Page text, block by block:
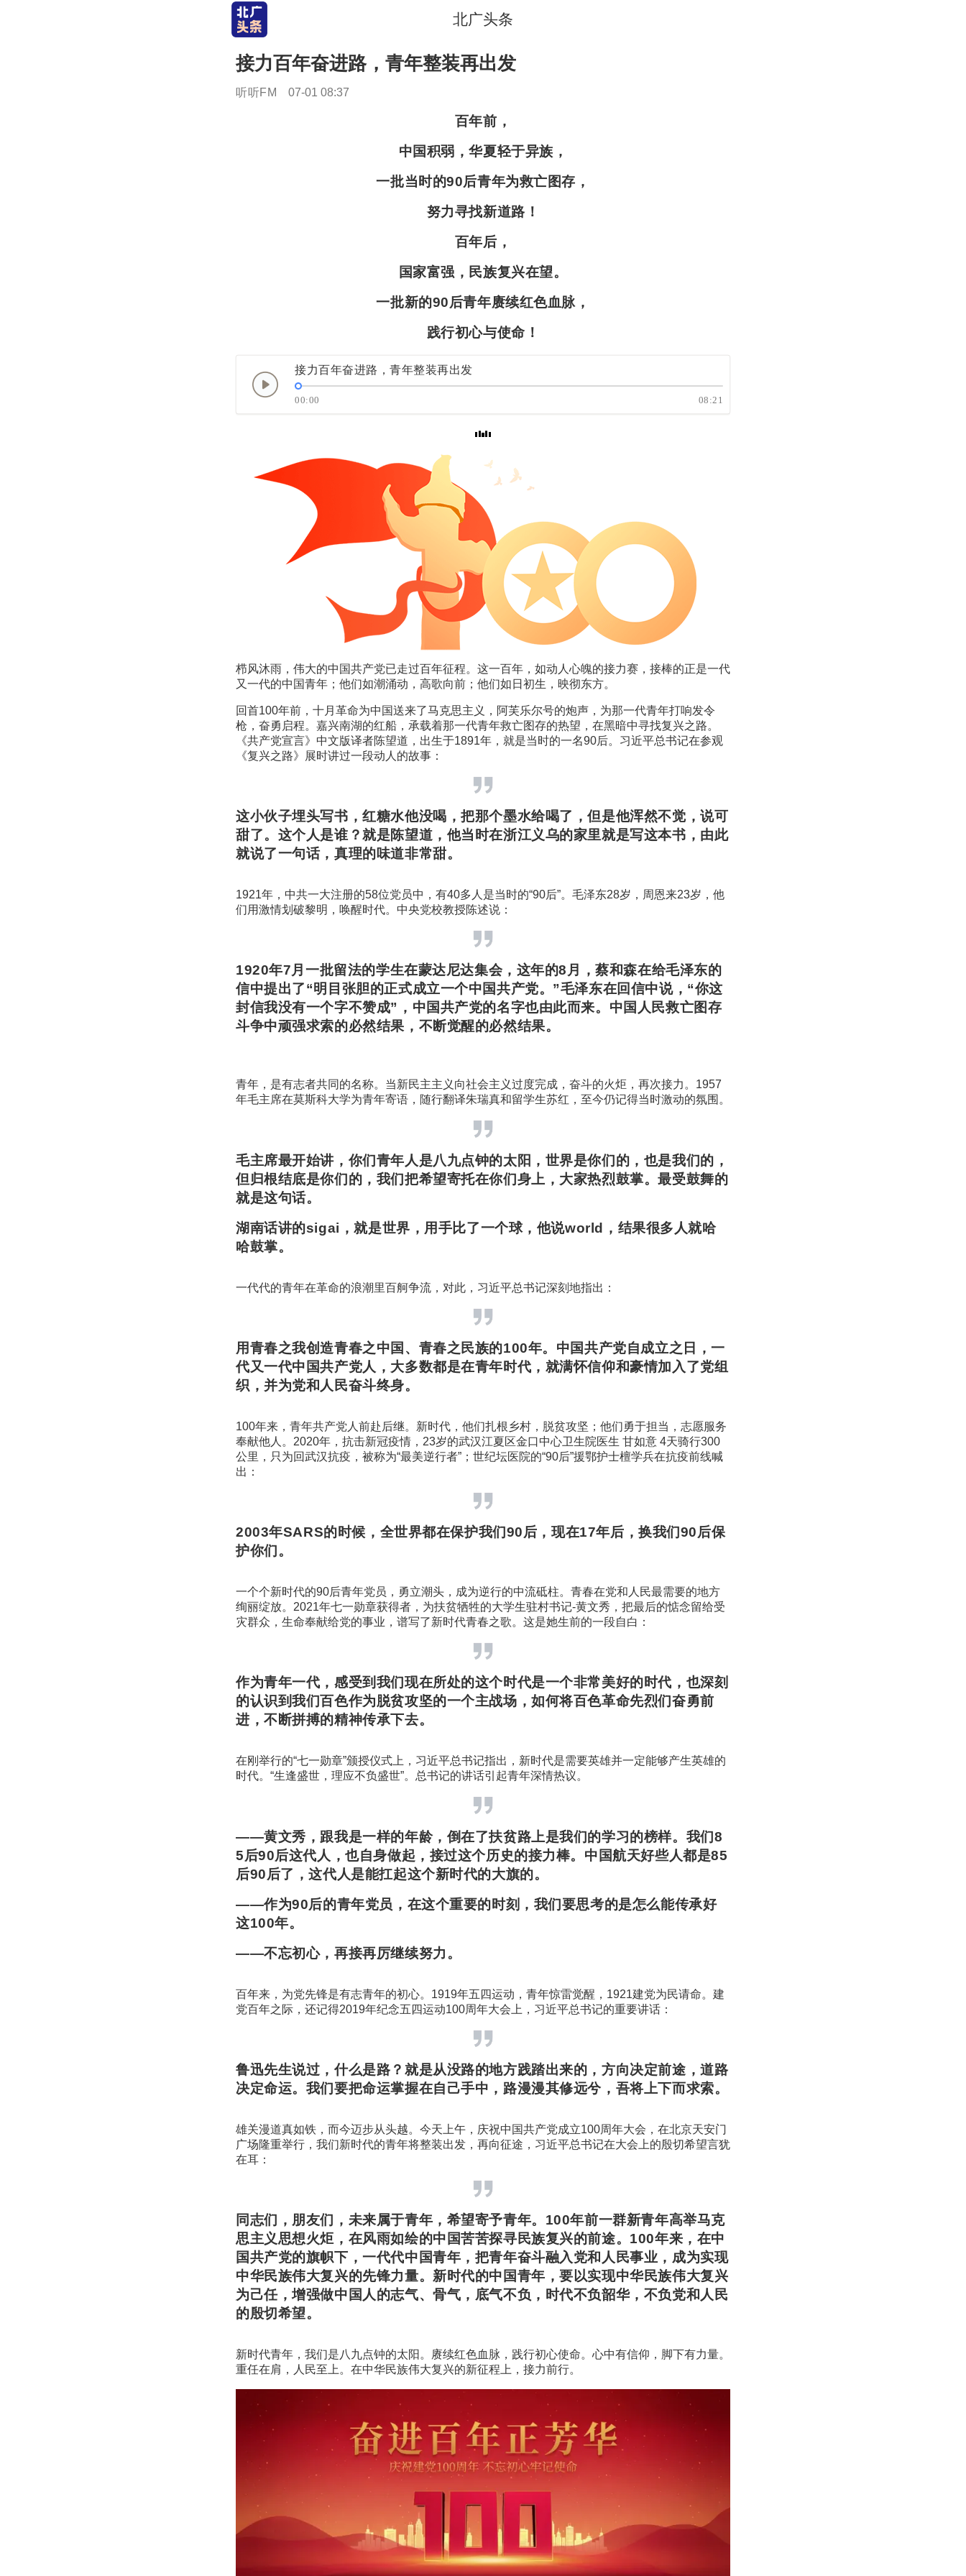
北广头条
接力百年奋进路，青年整装再出发
听听FM 07-01 08:37
百年前，
中国积弱，华夏轻于异族，
一批当时的90后青年为救亡图存，
努力寻找新道路！
百年后，
国家富强，民族复兴在望。
一批新的90后青年赓续红色血脉，
践行初心与使命！
接力百年奋进路，青年整装再出发
00:00 08:21
栉风沐雨，伟大的中国共产党已走过百年征程。这一百年，如动人心魄的接力赛，接棒的正是一代
又一代的中国青年；他们如潮涌动，高歌向前；他们如日初生，映彻东方。
回首100年前，十月革命为中国送来了马克思主义，阿芙乐尔号的炮声，为那一代青年打响发令
枪，奋勇启程。嘉兴南湖的红船，承载着那一代青年救亡图存的热望，在黑暗中寻找复兴之路。
《共产党宣言》中文版译者陈望道，出生于1891年，就是当时的一名90后。习近平总书记在参观
《复兴之路》展时讲过一段动人的故事：
这小伙子埋头写书，红糖水他没喝，把那个墨水给喝了，但是他浑然不觉，说可
甜了。这个人是谁？就是陈望道，他当时在浙江义乌的家里就是写这本书，由此
就说了一句话，真理的味道非常甜。
1921年，中共一大注册的58位党员中，有40多人是当时的“90后”。毛泽东28岁，周恩来23岁，他
们用激情划破黎明，唤醒时代。中央党校教授陈述说：
1920年7月一批留法的学生在蒙达尼达集会，这年的8月，蔡和森在给毛泽东的
信中提出了“明目张胆的正式成立一个中国共产党。”毛泽东在回信中说，“你这
封信我没有一个字不赞成”，中国共产党的名字也由此而来。中国人民救亡图存
斗争中顽强求索的必然结果，不断觉醒的必然结果。
青年，是有志者共同的名称。当新民主主义向社会主义过度完成，奋斗的火炬，再次接力。1957
年毛主席在莫斯科大学为青年寄语，随行翻译朱瑞真和留学生苏红，至今仍记得当时激动的氛围。
毛主席最开始讲，你们青年人是八九点钟的太阳，世界是你们的，也是我们的，
但归根结底是你们的，我们把希望寄托在你们身上，大家热烈鼓掌。最受鼓舞的
就是这句话。
湖南话讲的sigai，就是世界，用手比了一个球，他说world，结果很多人就哈
哈鼓掌。
一代代的青年在革命的浪潮里百舸争流，对此，习近平总书记深刻地指出：
用青春之我创造青春之中国、青春之民族的100年。中国共产党自成立之日，一
代又一代中国共产党人，大多数都是在青年时代，就满怀信仰和豪情加入了党组
织，并为党和人民奋斗终身。
100年来，青年共产党人前赴后继。新时代，他们扎根乡村，脱贫攻坚；他们勇于担当，志愿服务
奉献他人。2020年，抗击新冠疫情，23岁的武汉江夏区金口中心卫生院医生 甘如意 4天骑行300
公里，只为回武汉抗疫，被称为“最美逆行者”；世纪坛医院的“90后”援鄂护士檀学兵在抗疫前线喊
出：
2003年SARS的时候，全世界都在保护我们90后，现在17年后，换我们90后保
护你们。
一个个新时代的90后青年党员，勇立潮头，成为逆行的中流砥柱。青春在党和人民最需要的地方
绚丽绽放。2021年七一勋章获得者，为扶贫牺牲的大学生驻村书记-黄文秀，把最后的惦念留给受
灾群众，生命奉献给党的事业，谱写了新时代青春之歌。这是她生前的一段自白：
作为青年一代，感受到我们现在所处的这个时代是一个非常美好的时代，也深刻
的认识到我们百色作为脱贫攻坚的一个主战场，如何将百色革命先烈们奋勇前
进，不断拼搏的精神传承下去。
在刚举行的“七一勋章”颁授仪式上，习近平总书记指出，新时代是需要英雄并一定能够产生英雄的
时代。“生逢盛世，理应不负盛世”。总书记的讲话引起青年深情热议。
——黄文秀，跟我是一样的年龄，倒在了扶贫路上是我们的学习的榜样。我们8
5后90后这代人，也自身做起，接过这个历史的接力棒。中国航天好些人都是85
后90后了，这代人是能扛起这个新时代的大旗的。
——作为90后的青年党员，在这个重要的时刻，我们要思考的是怎么能传承好
这100年。
——不忘初心，再接再厉继续努力。
百年来，为党先锋是有志青年的初心。1919年五四运动，青年惊雷觉醒，1921建党为民请命。建
党百年之际，还记得2019年纪念五四运动100周年大会上，习近平总书记的重要讲话：
鲁迅先生说过，什么是路？就是从没路的地方践踏出来的，方向决定前途，道路
决定命运。我们要把命运掌握在自己手中，路漫漫其修远兮，吾将上下而求索。
雄关漫道真如铁，而今迈步从头越。今天上午，庆祝中国共产党成立100周年大会，在北京天安门
广场隆重举行，我们新时代的青年将整装出发，再向征途，习近平总书记在大会上的殷切希望言犹
在耳：
同志们，朋友们，未来属于青年，希望寄予青年。100年前一群新青年高举马克
思主义思想火炬，在风雨如绘的中国苦苦探寻民族复兴的前途。100年来，在中
国共产党的旗帜下，一代代中国青年，把青年奋斗融入党和人民事业，成为实现
中华民族伟大复兴的先锋力量。新时代的中国青年，要以实现中华民族伟大复兴
为己任，增强做中国人的志气、骨气，底气不负，时代不负韶华，不负党和人民
的殷切希望。
新时代青年，我们是八九点钟的太阳。赓续红色血脉，践行初心使命。心中有信仰，脚下有力量。
重任在肩，人民至上。在中华民族伟大复兴的新征程上，接力前行。